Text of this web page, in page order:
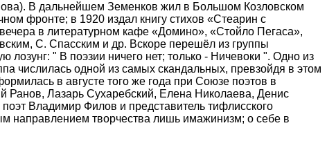
В дальнейшем Земенков жил в Большом Козловском
фронте; в 1920 издал книгу стихов «Стеарин с
в литературном кафе «Домино», «Стойло Пегаса»,
С. Спасским и др. Вскоре перешёл из группы
" В поэзии ничего нет; только - Ничевоки ". Одно из
числилась одной из самых скандальных, превзойдя в этом
в августе того же года при Союзе поэтов в
Ранов, Лазарь Сухаребский, Елена Николаева, Денис
Владимир Филов и представитель тифлисского
направлением творчества лишь имажинизм; о себе в